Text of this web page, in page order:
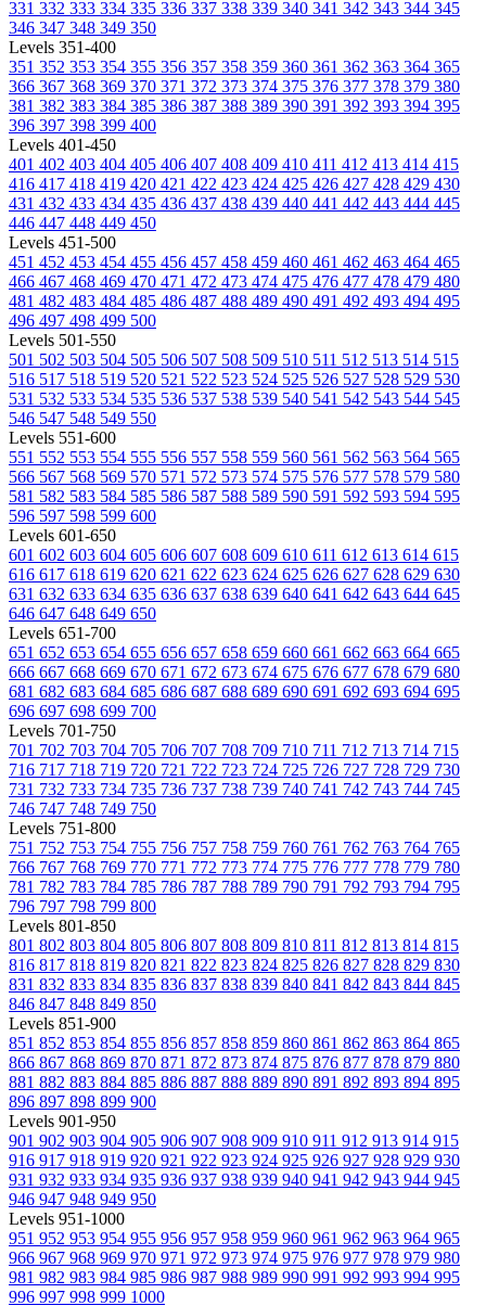
331 332 333 334 335 336 337 338 339 340 341 342 343 344 345
346 347 348 349 350
Levels 351-400
351 352 353 354 355 356 357 358 359 360 361 362 363 364 365
366 367 368 369 370 371 372 373 374 375 376 377 378 379 380
381 382 383 384 385 386 387 388 389 390 391 392 393 394 395
396 397 398 399 400
Levels 401-450
401 402 403 404 405 406 407 408 409 410 411 412 413 414 415
416 417 418 419 420 421 422 423 424 425 426 427 428 429 430
431 432 433 434 435 436 437 438 439 440 441 442 443 444 445
446 447 448 449 450
Levels 451-500
451 452 453 454 455 456 457 458 459 460 461 462 463 464 465
466 467 468 469 470 471 472 473 474 475 476 477 478 479 480
481 482 483 484 485 486 487 488 489 490 491 492 493 494 495
496 497 498 499 500
Levels 501-550
501 502 503 504 505 506 507 508 509 510 511 512 513 514 515
516 517 518 519 520 521 522 523 524 525 526 527 528 529 530
531 532 533 534 535 536 537 538 539 540 541 542 543 544 545
546 547 548 549 550
Levels 551-600
551 552 553 554 555 556 557 558 559 560 561 562 563 564 565
566 567 568 569 570 571 572 573 574 575 576 577 578 579 580
581 582 583 584 585 586 587 588 589 590 591 592 593 594 595
596 597 598 599 600
Levels 601-650
601 602 603 604 605 606 607 608 609 610 611 612 613 614 615
616 617 618 619 620 621 622 623 624 625 626 627 628 629 630
631 632 633 634 635 636 637 638 639 640 641 642 643 644 645
646 647 648 649 650
Levels 651-700
651 652 653 654 655 656 657 658 659 660 661 662 663 664 665
666 667 668 669 670 671 672 673 674 675 676 677 678 679 680
681 682 683 684 685 686 687 688 689 690 691 692 693 694 695
696 697 698 699 700
Levels 701-750
701 702 703 704 705 706 707 708 709 710 711 712 713 714 715
716 717 718 719 720 721 722 723 724 725 726 727 728 729 730
731 732 733 734 735 736 737 738 739 740 741 742 743 744 745
746 747 748 749 750
Levels 751-800
751 752 753 754 755 756 757 758 759 760 761 762 763 764 765
766 767 768 769 770 771 772 773 774 775 776 777 778 779 780
781 782 783 784 785 786 787 788 789 790 791 792 793 794 795
796 797 798 799 800
Levels 801-850
801 802 803 804 805 806 807 808 809 810 811 812 813 814 815
816 817 818 819 820 821 822 823 824 825 826 827 828 829 830
831 832 833 834 835 836 837 838 839 840 841 842 843 844 845
846 847 848 849 850
Levels 851-900
851 852 853 854 855 856 857 858 859 860 861 862 863 864 865
866 867 868 869 870 871 872 873 874 875 876 877 878 879 880
881 882 883 884 885 886 887 888 889 890 891 892 893 894 895
896 897 898 899 900
Levels 901-950
901 902 903 904 905 906 907 908 909 910 911 912 913 914 915
916 917 918 919 920 921 922 923 924 925 926 927 928 929 930
931 932 933 934 935 936 937 938 939 940 941 942 943 944 945
946 947 948 949 950
Levels 951-1000
951 952 953 954 955 956 957 958 959 960 961 962 963 964 965
966 967 968 969 970 971 972 973 974 975 976 977 978 979 980
981 982 983 984 985 986 987 988 989 990 991 992 993 994 995
996 997 998 999 1000